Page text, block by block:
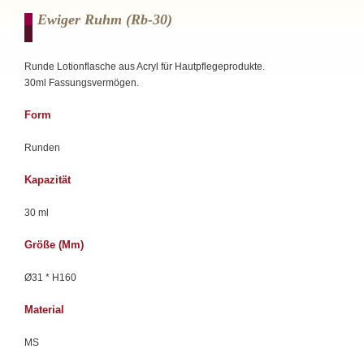
Ewiger Ruhm (rb-30)
Runde Lotionflasche aus Acryl für Hautpflegeprodukte.
30ml Fassungsvermögen.
Form
Runden
Kapazität
30 ml
Größe (mm)
Ø31 * H160
Material
MS